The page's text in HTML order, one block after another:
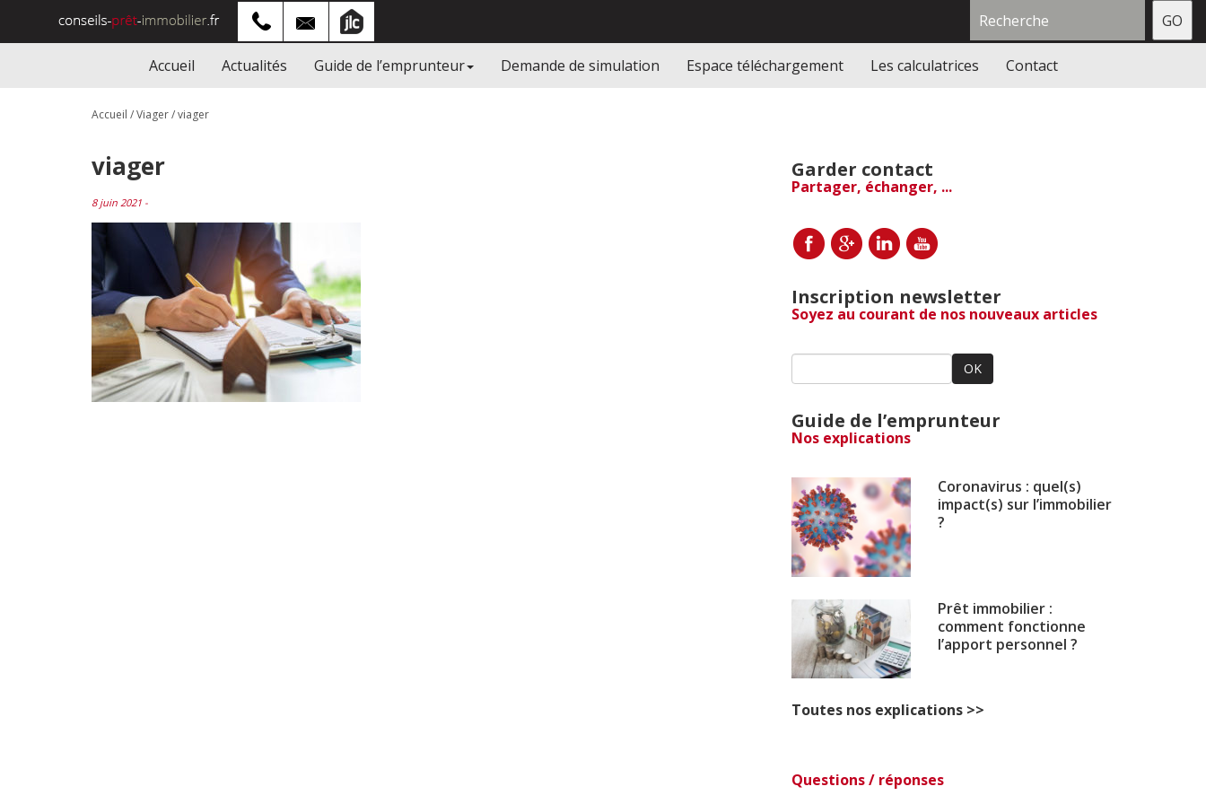
Accueil Actualités Guide de l’emprunteur Demande de simulation Espace téléchargement Les calculatrices Contact
Accueil /Viager/viager
viager
8 juin 2021 -
Garder contact
Partager, échanger, ...
Inscription newsletter
Soyez au courant de nos nouveaux articles
OK
Guide de l’emprunteur
Nos explications
Coronavirus : quel(s)
impact(s) sur l’immobilier
?
Prêt immobilier :
comment fonctionne
l’apport personnel ?
Toutes nos explications >>
Questions / réponses